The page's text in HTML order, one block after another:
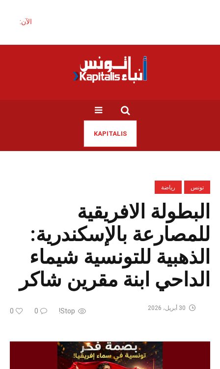
الآن:
KAPITALIS
تونس رياضة
البطولة الافريقية
للمصارعة بالإسكندرية:
الذهبية للتونسية شيماء
الداحي ابنة مقرين شاكر
Stop!
0
0 30 أبريل، 2026